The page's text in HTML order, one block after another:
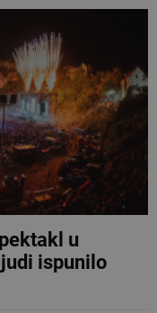
u
ispunilo